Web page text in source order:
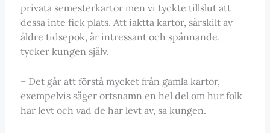
privata semesterkartor men vi tyckte tillslut att
dessa inte fick plats. Att iaktta kartor, särskilt av
äldre tidsepok, är intressant och spännande,
tycker kungen själv.
– Det går att förstå mycket från gamla kartor,
exempelvis säger ortsnamn en hel del om hur folk
har levt och vad de har levt av, sa kungen.